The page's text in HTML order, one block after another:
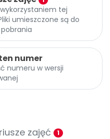
tej
umieszczone są do
numer
numeru w wersji
zajęć 1